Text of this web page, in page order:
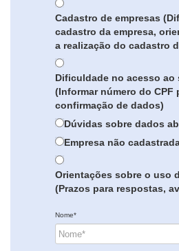
Cadastro de empresas
cadastro da empresa,
a realização do cadastro
Dificuldade no acesso ao
(Informar número do CPF
confirmação de dados)
Dúvidas sobre dados
Empresa não
Orientações sobre o uso
(Prazos para respostas,
Nome*